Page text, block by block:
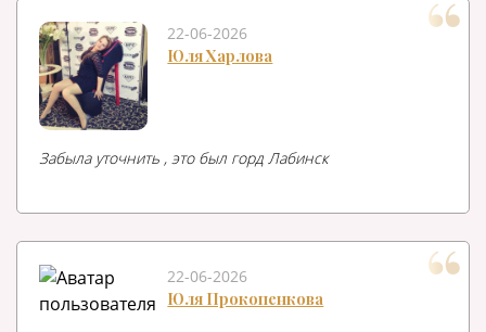
22-06-2026
Юля Харлова
Забыла уточнить , это был горд Лабинск
22-06-2026
Юля Прокопенкова